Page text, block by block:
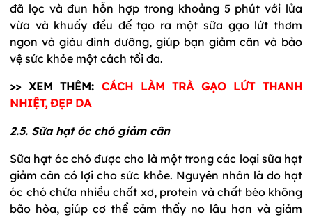
đã lọc và đun hỗn hợp trong khoảng 5 phút với lửa
vừa và khuấy đều để tạo ra một sữa gạo lứt thơm
ngon và giàu dinh dưỡng, giúp bạn giảm cân và bảo
vệ sức khỏe một cách tối đa.
>> XEM THÊM: CÁCH LÀM TRÀ GẠO LỨT THANH
NHIỆT, ĐẸP DA
2.5. Sữa hạt óc chó giảm cân
Sữa hạt óc chó được cho là một trong các loại sữa hạt
giảm cân có lợi cho sức khỏe. Nguyên nhân là do hạt
óc chó chứa nhiều chất xơ, protein và chất béo không
bão hòa, giúp cơ thể cảm thấy no lâu hơn và giảm